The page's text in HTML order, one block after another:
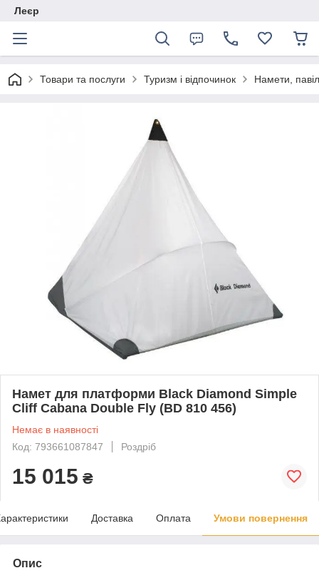
Леєр
Товари та послуги Туризм і відпочинок Намети,
Намет для платформи Black Diamond Simple
Cliff Cabana Double Fly (BD 810 456)
Немає в наявності
Код: 793661087847
Роздріб
15 015 ₴
Доставка Оплата Умови повернення
Опис